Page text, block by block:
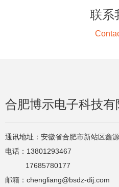
通讯地址：安徽省合肥市新站区鑫
电话：13801293467
17685780177
邮箱：chengliang@bsdz-dij.com
合肥博示电子科技有
联系